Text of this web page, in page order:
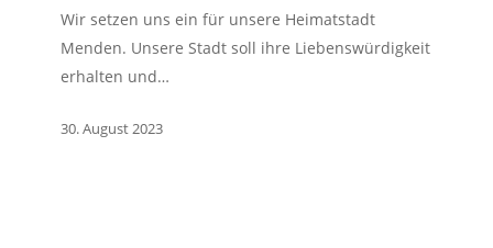
Wir setzen uns ein für unsere Heimatstadt
Menden. Unsere Stadt soll ihre Liebenswürdigkeit
erhalten und…
30. August 2023